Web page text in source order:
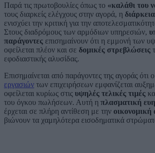
Παρά τις πρωτοβουλίες όπως το «καλάθι του
τους διαρκείς ελέγχους στην αγορά, η
ενισχύει την κριτική για την
Στους διαδρόμους των αρμόδιων υπηρεσιών,
παράγοντες επισημαίνουν ότι η εμμονή των
οφείλεται πλέον και σε δομικές στρεβλώσεις
εφοδιαστικής αλυσίδας.
Επισημαίνεται από παράγοντες της αγοράς ότι ο
εργασιών των επιχειρήσεων εμφανίζεται
οφείλεται κυρίως στις υψηλές τελικές τιμές
του όγκου πωλήσεων. Αυτή η πλασματική
έρχεται σε πλήρη αντίθεση με την οικονομική
βιώνουν τα χαμηλότερα εισοδηματικά